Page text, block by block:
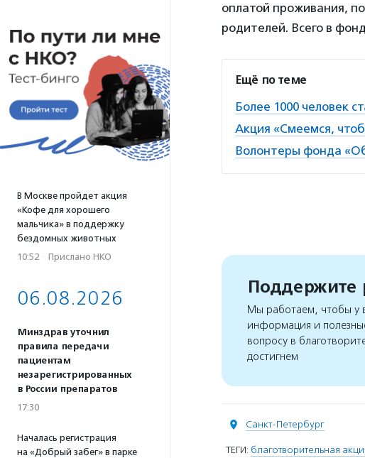
В Москве пройдет акция
«Кофе для хорошего
мальчика» в поддержку
бездомных животных
10:52 · Прислано НКО
06.08.2026
Минздрав уточнил
правила передачи
пациентам
незарегистрированных
в России препаратов
17:30
Началась регистрация
на «Добрый забег» в парке
оплатой проживания,
родителей. Всего в
Ещё по теме
Более 1000 человек
Акция «Смеемся,
Волонтеры фонда
Поддержите
Мы работаем, чтобы у
информация и
вопросу в
достигнем
Санкт-Петербург
ТЕГИ: благотворительная